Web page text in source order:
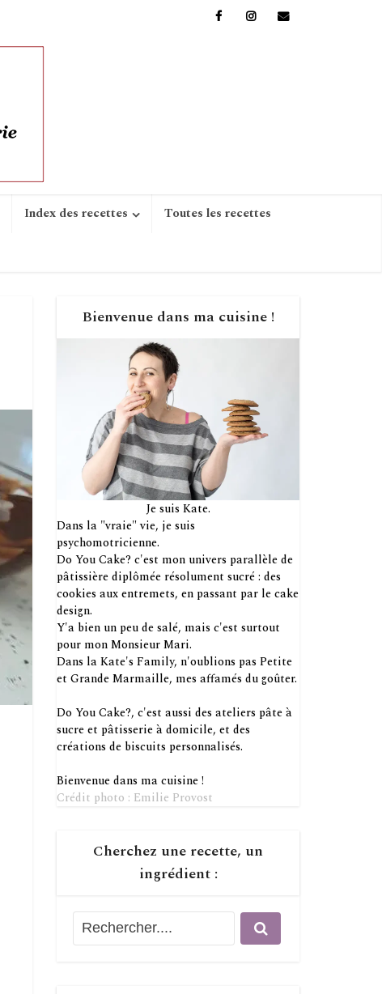
Index des recettes Toutes les recettes
Bienvenue dans ma cuisine !
Je suis Kate.
Dans la "vraie" vie, je suis
psychomotricienne.
Do You Cake? c'est mon univers parallèle de
pâtissière diplômée résolument sucré : des
cookies aux entremets, en passant par le cake
design.
Y'a bien un peu de salé, mais c'est surtout
pour mon Monsieur Mari.
Dans la Kate's Family, n'oublions pas Petite
et Grande Marmaille, mes affamés du goûter.
Do You Cake?, c'est aussi des ateliers pâte à
sucre et pâtisserie à domicile, et des
créations de biscuits personnalisés.
Bienvenue dans ma cuisine !
Crédit photo : Emilie Provost
Cherchez une recette, un
ingrédient :